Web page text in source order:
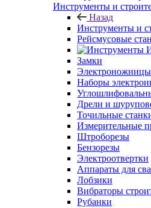
Инструменты и
Назад
Инструменты и
Рейсмусовые
Замки
Электроножницы
Наборы
Дрели и
Точильные
Измерительные
Штроборезы
Бензорезы
Электроотвертки
Аппараты для
Лобзики
Вибраторы
Рубанки